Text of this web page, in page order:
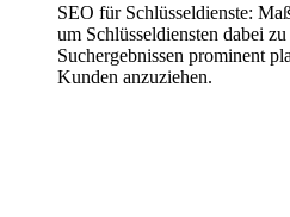
SEO für Schlüsseldienste:
um Schlüsseldiensten dabei
Suchergebnissen prominent
Kunden anzuziehen.